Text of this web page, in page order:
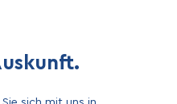
sich mit uns in